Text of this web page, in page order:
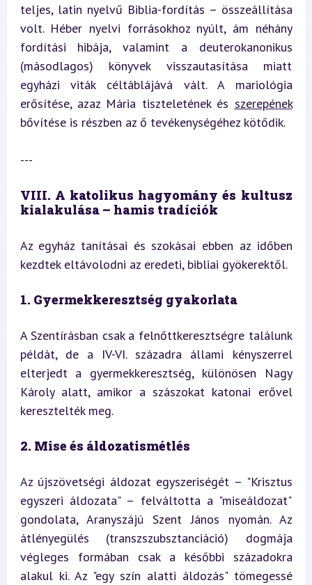
teljes, latin nyelvű Biblia-fordítás – összeállítása
volt. Héber nyelvi forrásokhoz nyúlt, ám néhány
fordítási hibája, valamint a deuterokanonikus
(másodlagos) könyvek visszautasítása miatt
egyházi viták céltáblájává vált. A mariológia
erősítése, azaz Mária tiszteletének és szerepének
bővítése is részben az ő tevékenységéhez kötődik.
---
VIII. A katolikus hagyomány és kultusz
kialakulása – hamis tradíciók
Az egyház tanításai és szokásai ebben az időben
kezdtek eltávolodni az eredeti, bibliai gyökerektől.
1. Gyermekkeresztség gyakorlata
A Szentírásban csak a felnőttkeresztségre találunk
példát, de a IV-VI. századra állami kényszerrel
elterjedt a gyermekkeresztség, különösen Nagy
Károly alatt, amikor a szászokat katonai erővel
keresztelték meg.
2. Mise és áldozatismétlés
Az újszövetségi áldozat egyszeriségét – "Krisztus
egyszeri áldozata" – felváltotta a "miseáldozat"
gondolata, Aranyszájú Szent János nyomán. Az
átlényegülés (transzszubsztanciáció) dogmája
végleges formában csak a későbbi századokra
alakul ki. Az "egy szín alatti áldozás" tömegessé